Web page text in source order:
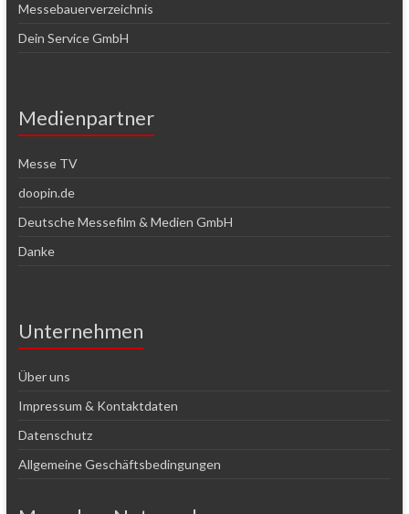
Messebauerverzeichnis
Dein Service GmbH
Medienpartner
Messe TV
doopin.de
Deutsche Messefilm & Medien GmbH
Danke
Unternehmen
Über uns
Impressum & Kontaktdaten
Datenschutz
Allgemeine Geschäftsbedingungen